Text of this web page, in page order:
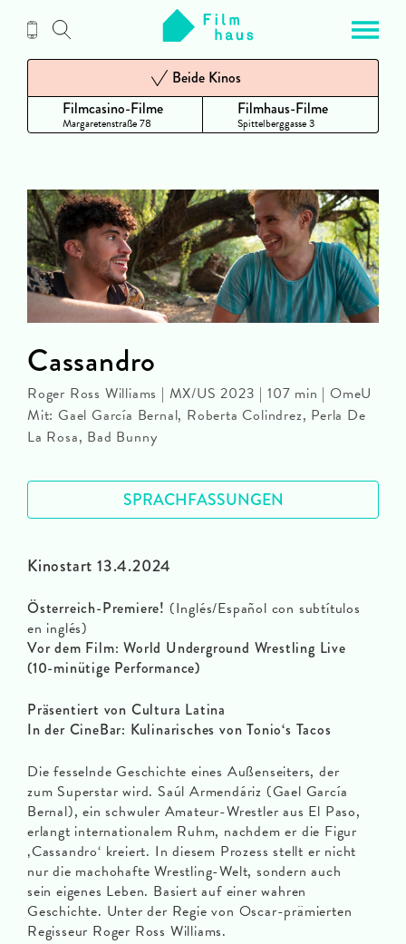
Inhalt
Filmcasino-Filme
Margaretenstraße 78
Beide Kinos
Filmhaus-Filme
Spittelberggasse 3
Kinostart 13.4.2024
Österreich-Premiere! (Inglés/Español con subtítulos
en inglés)
Vor dem Film: World Underground Wrestling Live
(10-minütige Performance)
Präsentiert von Cultura Latina
In der CineBar: Kulinarisches von Tonio‘s Tacos
Die fesselnde Geschichte eines Außenseiters, der
zum Superstar wird. Saúl Armendáriz (Gael García
Bernal), ein schwuler Amateur-Wrestler aus El Paso,
erlangt internationalem Ruhm, nachdem er die Figur
‚Cassandro‘ kreiert. In diesem Prozess stellt er nicht
nur die machohafte Wrestling-Welt, sondern auch
sein eigenes Leben. Basiert auf einer wahren
Geschichte. Unter der Regie von Oscar-prämierten
Regisseur Roger Ross Williams.
Cassandro
Roger Ross Williams | MX/US 2023 | 107 min | OmeU
Mit: Gael García Bernal, Roberta Colindrez, Perla De
La Rosa, Bad Bunny
SPRACHFASSUNGEN